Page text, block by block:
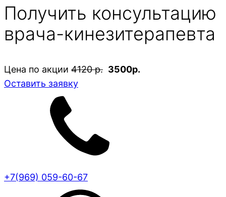
Получить консультацию
врача-кинезитерапевта
Цена по акции 4120 р. 3500р.
Оставить заявку
+7(969) 059-60-67